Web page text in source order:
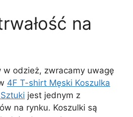
na
w odzież, zwracamy uwagę
4F T-shirt Męski Koszulka
jest jednym z
na rynku. Koszulki są